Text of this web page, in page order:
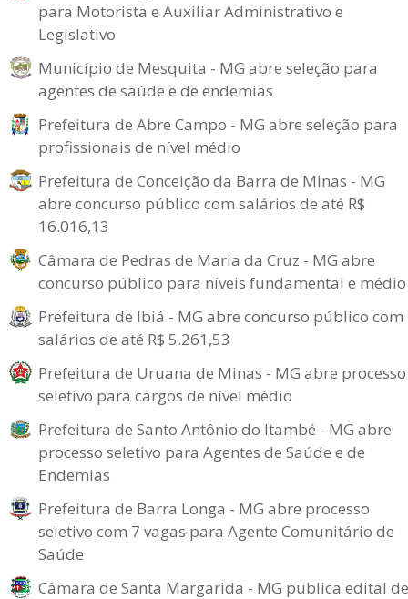
para Motorista e Auxiliar Administrativo e
Legislativo
Município de Mesquita - MG abre seleção para
agentes de saúde e de endemias
Prefeitura de Abre Campo - MG abre seleção para
profissionais de nível médio
Prefeitura de Conceição da Barra de Minas - MG
abre concurso público com salários de até R$
16.016,13
Câmara de Pedras de Maria da Cruz - MG abre
concurso público para níveis fundamental e médio
Prefeitura de Ibiá - MG abre concurso público com
salários de até R$ 5.261,53
Prefeitura de Uruana de Minas - MG abre processo
seletivo para cargos de nível médio
Prefeitura de Santo Antônio do Itambé - MG abre
processo seletivo para Agentes de Saúde e de
Endemias
Prefeitura de Barra Longa - MG abre processo
seletivo com 7 vagas para Agente Comunitário de
Saúde
Câmara de Santa Margarida - MG publica edital de